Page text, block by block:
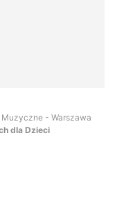
- Warszawa
dla Dzieci